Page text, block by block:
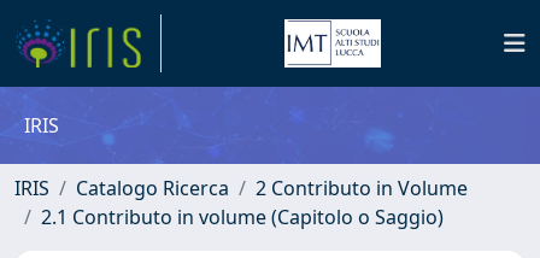
IRIS
IRIS Catalogo Ricerca
2 Contributo in Volume
2.1 Contributo in volume (Capitolo o Saggio)